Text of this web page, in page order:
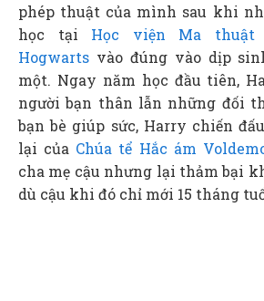
phép thuật của mình sau khi
học tại Học viện Ma thuật
Hogwarts vào đúng vào dịp
một. Ngay năm học đầu tiên,
người bạn thân lẫn những đối
bạn bè giúp sức, Harry chiến
lại của Chúa tể Hắc ám
cha mẹ cậu nhưng lại thảm bại
dù cậu khi đó chỉ mới 15 tháng